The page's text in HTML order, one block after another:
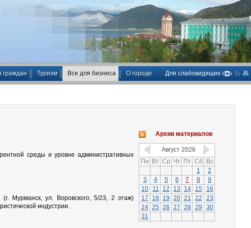
Туризм Все для бизнеса О городе Для слабовидящих
среды и уровне административных
Мурманск, ул. Воровского, 5/23, 2 этаж)
индустрии.
Архив материалов
Август 2026
Пн Вт Ср Чт Пт Сб
Вс
1
2
3
4 5 6 7 8
9
10
11 12 13 14 15
16
17
18 19 20 21 22
23
24 25 26 27 28 29
30
31